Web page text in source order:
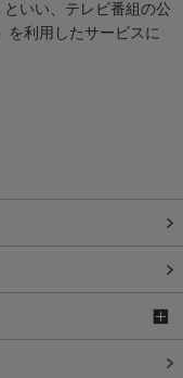
といい、テレビ番組の公
を利用したサービスに